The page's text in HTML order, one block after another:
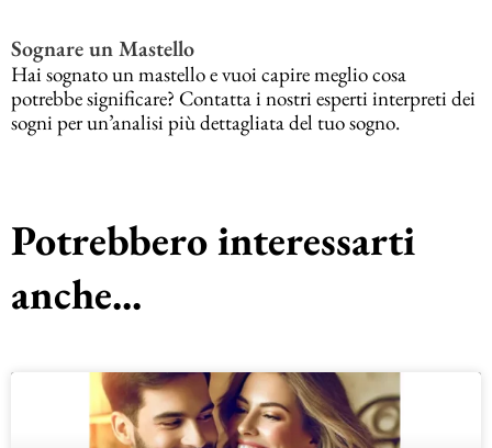
Sognare un Mastello
Hai sognato un mastello e vuoi capire meglio cosa
potrebbe significare? Contatta i nostri esperti interpreti dei
sogni per un’analisi più dettagliata del tuo sogno.
Potrebbero interessarti
anche...